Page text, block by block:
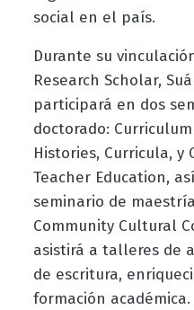
social en el país.
Durante su
Research Scholar,
participará en dos
doctorado:
Histories, Curricula, y
Teacher Education,
seminario de
Community Cultural
asistirá a talleres de
de escritura,
formación académica.